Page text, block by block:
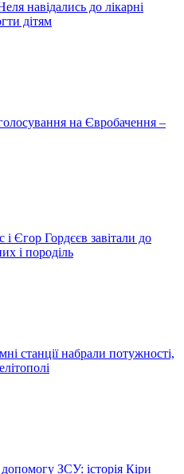
навідались до лікарні
дітям
на Євробачення –
Єгор Гордєєв завітали до
і породіль
станції набрали потужності,
ЗСУ: історія Кіри